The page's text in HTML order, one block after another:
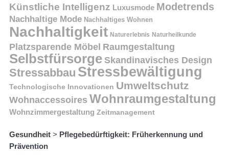
Künstliche Intelligenz Luxusmode Modetrends
Nachhaltige Mode Nachhaltiges Wohnen
Nachhaltigkeit Naturerlebnis Naturheilkunde
Platzsparende Möbel Raumgestaltung
Selbstfürsorge Skandinavisches Design
Stressabbau Stressbewältigung
Technologische Innovationen Umweltschutz
Wohnaccessoires Wohnraumgestaltung
Wohnzimmergestaltung Zeitmanagement
Gesundheit > Pflegebedürftigkeit: Früherkennung und
Prävention